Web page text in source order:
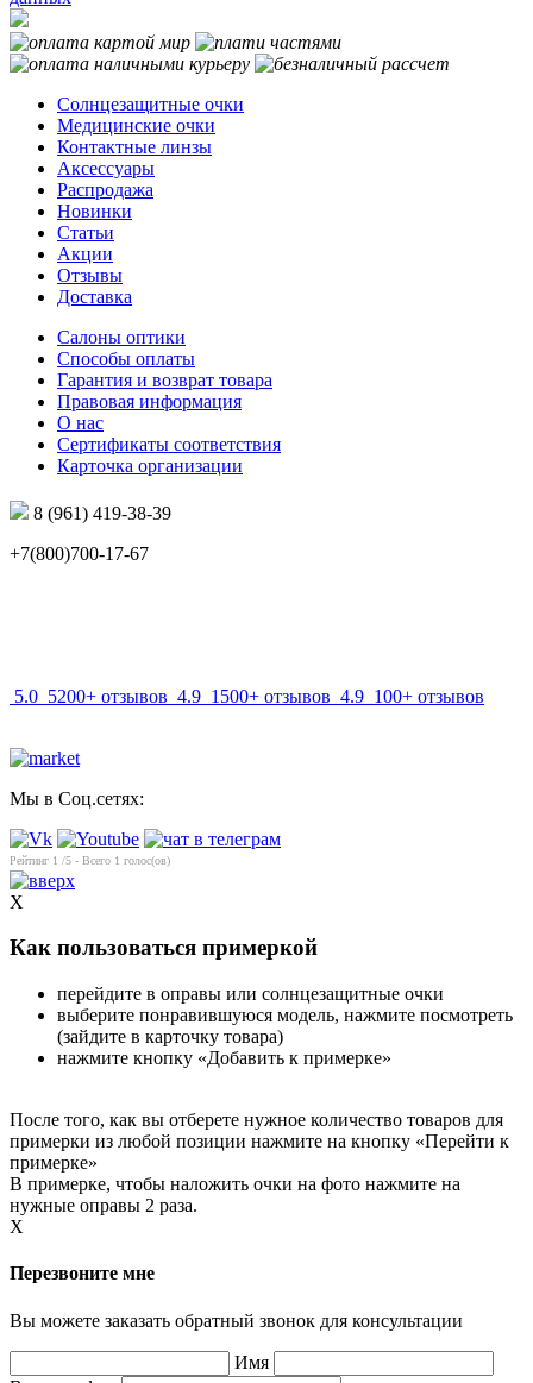
Солнцезащитные очки
Медицинские очки
Контактные линзы
Аксессуары
Распродажа
Новинки
Статьи
Акции
Отзывы
Доставка
Салоны оптики
Способы оплаты
Гарантия и возврат товара
Правовая информация
О нас
Сертификаты соответствия
Карточка организации
8 (961) 419-38-39
+7(800)700-17-67
5.0 5200+ отзывов 4.9 1500+ отзывов 4.9 100+ отзывов
Мы в Соц.сетях:
Рейтинг 1 /5 - Всего 1 голос(ов)
X
Как пользоваться примеркой
перейдите в оправы или солнцезащитные очки
выберите понравившуюся модель, нажмите посмотреть
(зайдите в карточку товара)
нажмите кнопку «Добавить к примерке»
После того, как вы отберете нужное количество товаров для
примерки из любой позиции нажмите на кнопку «Перейти к
примерке»
В примерке, чтобы наложить очки на фото нажмите на
нужные оправы 2 раза.
X
Перезвоните мне
Вы можете заказать обратный звонок для консультации
Имя